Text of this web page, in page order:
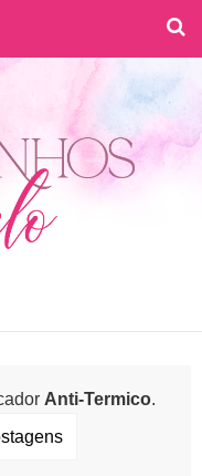
Anti-Termico.